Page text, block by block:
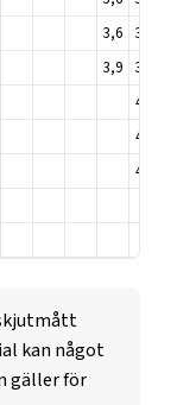
3,6 3,7
3,9 3,9
4,2
4,4
4,6
kan något
gäller för